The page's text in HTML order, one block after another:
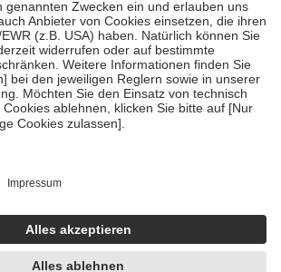
der Versicherten für ihre eigene Gesundheit zu
Stellung der Familie zu unterstützen,
an bei:
bis zum vollendeten 18. Lebensjahr
Vorsorge und Früherkennung, die von der
Trusted Shops hat Maßnahmen
dass es sich um echte Bewertungen
findest du hier: